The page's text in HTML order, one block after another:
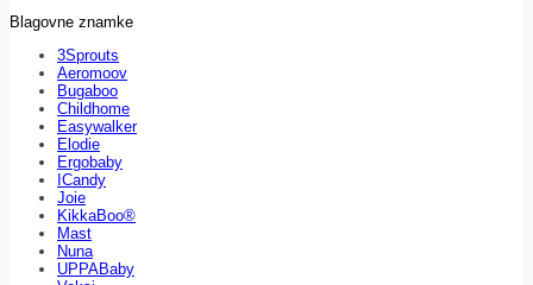
Blagovne znamke
3Sprouts
Aeromoov
Bugaboo
Childhome
Easywalker
Elodie
Ergobaby
ICandy
Joie
KikkaBoo®
Mast
Nuna
UPPABaby